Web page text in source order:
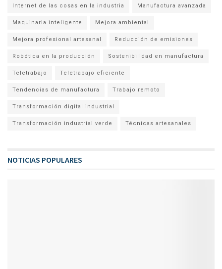
Internet de las cosas en la industria Manufactura avanzada
Maquinaria inteligente Mejora ambiental
Mejora profesional artesanal Reducción de emisiones
Robótica en la producción Sostenibilidad en manufactura
Teletrabajo Teletrabajo eficiente
Tendencias de manufactura Trabajo remoto
Transformación digital industrial
Transformación industrial verde Técnicas artesanales
NOTICIAS POPULARES